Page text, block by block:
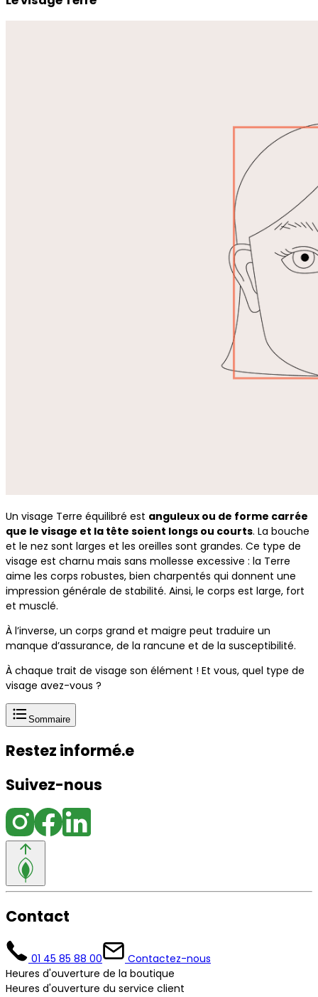
Un visage Terre équilibré est anguleux ou de forme carrée
que le visage et la tête soient longs ou courts. La bouche
et le nez sont larges et les oreilles sont grandes. Ce type de
visage est charnu mais sans mollesse excessive : la Terre
aime les corps robustes, bien charpentés qui donnent une
impression générale de stabilité. Ainsi, le corps est large, fort
et musclé.
À l’inverse, un corps grand et maigre peut traduire un
manque d’assurance, de la rancune et de la susceptibilité.
À chaque trait de visage son élément ! Et vous, quel type de
visage avez-vous ?
Sommaire
Restez informé.e
Suivez-nous
Contact
01 45 85 88 00
Contactez-nous
Heures d'ouverture de la boutique
Heures d'ouverture du service client